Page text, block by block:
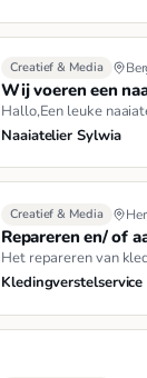
Creatief & Media
Wij voeren een
Hallo,Een leuke
Naaiatelier Sylwia
Creatief & Media
Repareren en/ of
Het repareren van